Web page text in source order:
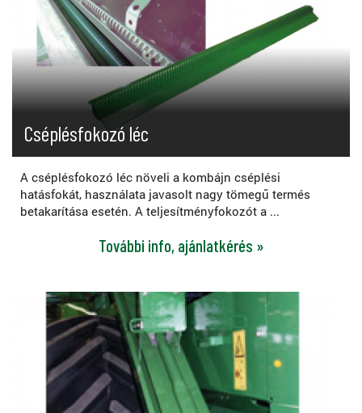
Cséplésfokozó léc
A cséplésfokozó léc növeli a kombájn cséplési
hatásfokát, használata javasolt nagy tömegű termés
betakarítása esetén. A teljesítményfokozót a ...
További info, ajánlatkérés »